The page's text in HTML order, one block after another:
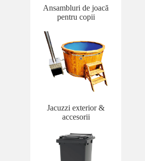
Ansambluri de joacă
pentru copii
Jacuzzi exterior &
accesorii